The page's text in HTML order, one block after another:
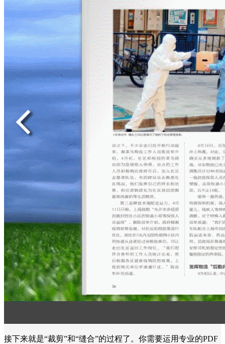
接下来就是“裁剪”和“缝合”的过程了。你需要运用专业的PDF